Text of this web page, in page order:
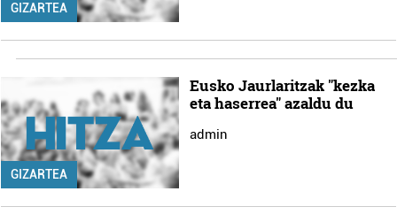
GIZARTEA
GIZARTEA
Eusko Jaurlaritzak "kezka
eta haserrea" azaldu du
admin